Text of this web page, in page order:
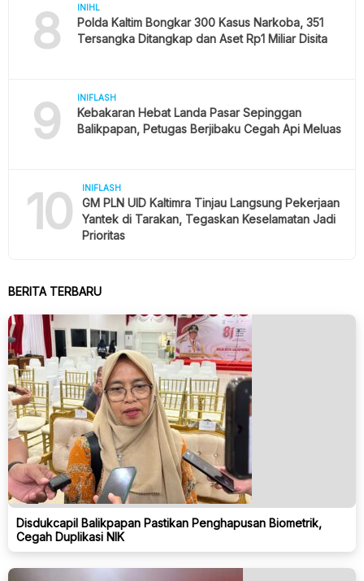
8 INIHL
Polda Kaltim Bongkar 300 Kasus Narkoba, 351
Tersangka Ditangkap dan Aset Rp1 Miliar Disita
9 INIFLASH
Kebakaran Hebat Landa Pasar Sepinggan
Balikpapan, Petugas Berjibaku Cegah Api Meluas
10 INIFLASH
GM PLN UID Kaltimra Tinjau Langsung Pekerjaan
Yantek di Tarakan, Tegaskan Keselamatan Jadi
Prioritas
BERITA TERBARU
Disdukcapil Balikpapan Pastikan Penghapusan Biometrik,
Cegah Duplikasi NIK